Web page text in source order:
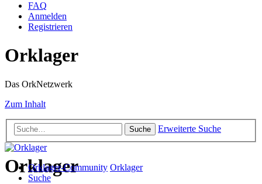
FAQ
Anmelden
Registrieren
Orklager
Das OrkNetzwerk
Zum Inhalt
Suche Erweiterte Suche
Orklager
Orklager-Community Orklager
Suche